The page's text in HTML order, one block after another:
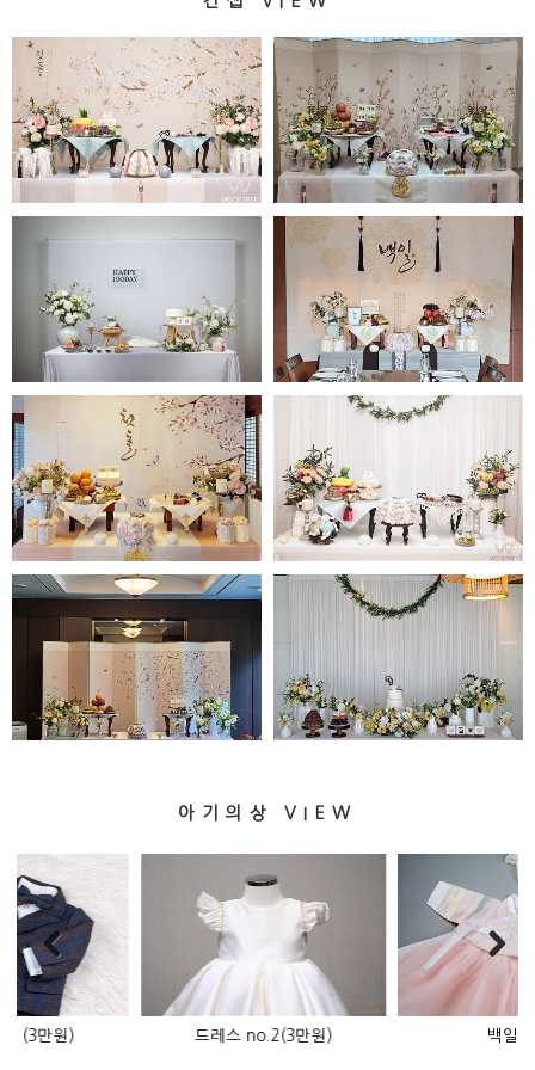
미르 늘품병풍
순백A 백일 도담백일
봄이
미르병풍
아기의상 VIEW
만원) 백일 은솜 백일 나우